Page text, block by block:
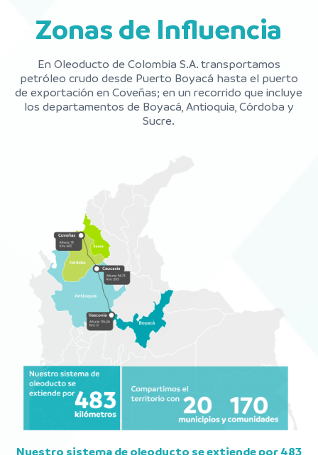
Zonas de Influencia
En ​Oleoducto de Colombia S.A. transportamos
petróleo crudo desde Puerto Boyacá hasta el puerto
de exportación en Coveñas; en un recorrido que incluye
los departamentos de Boyacá, Antioquia, Córdoba y
Sucre.​​​
Nuestro sistema de oleoducto se extiende por 483